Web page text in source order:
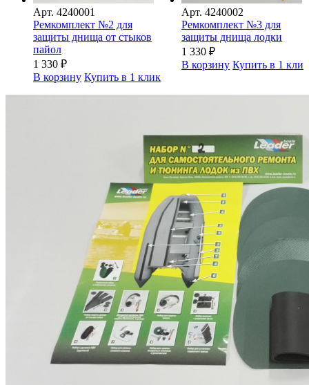
Арт. 4240001
Ремкомплект №2 для
защиты днища от стыков
пайол
1 330 ₽
В корзину Купить в 1 клик
Арт.4240002
Ремкомплект №3 для
защиты днища лодки
1 330₽
В корзину Купить в 1 клик